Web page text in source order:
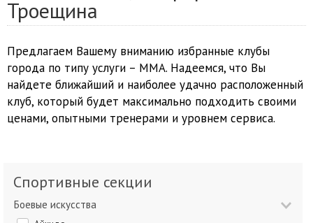
Троещина
Предлагаем Вашему вниманию избранные клубы
города по типу услуги – ММА. Надеемся, что Вы
найдете ближайший и наиболее удачно расположенный
клуб, который будет максимально подходить своими
ценами, опытными тренерами и уровнем сервиса.
Спортивные секции
Боевые искусства